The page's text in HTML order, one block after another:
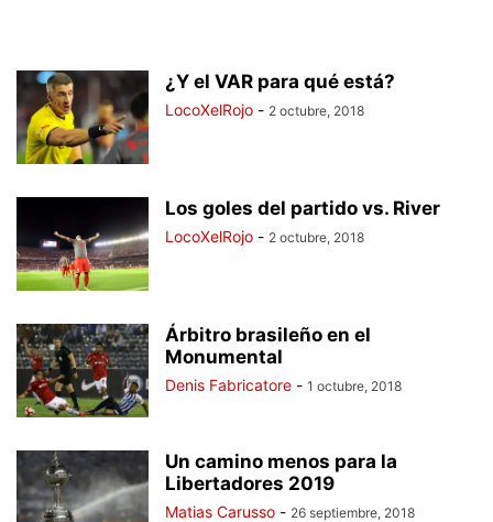
¿Y el VAR para qué está?
LocoXelRojo - 2 octubre, 2018
Los goles del partido vs. River
LocoXelRojo - 2 octubre, 2018
Árbitro brasileño en el
Monumental
Denis Fabricatore - 1 octubre, 2018
Un camino menos para la
Libertadores 2019
Matias Carusso - 26 septiembre, 2018